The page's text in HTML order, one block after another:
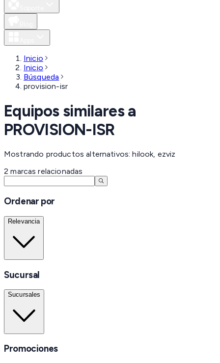
Inicio
Inicio
Búsqueda
provision-isr
Equipos similares a
PROVISION-ISR
Mostrando productos alternativos: hilook, ezviz
2 marcas relacionadas
Ordenar por
Relevancia
Sucursal
Sucursales
Promociones